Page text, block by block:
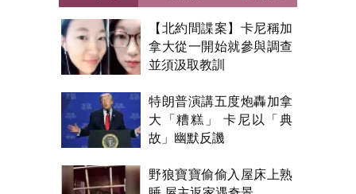
【北約間諜案】卡尼稱加
拿大從一開始就參與調查
並須汲取教訓
特朗普演講五度炮轟加拿
大「糟糕」 卡尼以「典
故」幽默反譏
野狼寶寶偷偷入屋床上熟